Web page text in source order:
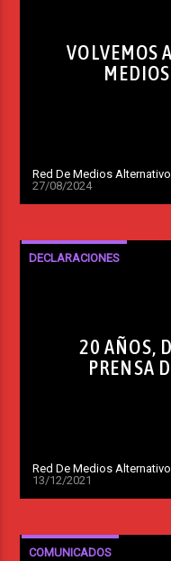
VOLVEMOS
Red De Medios
27/08/2024
DECLARACIONES
20 AÑOS,
PRENSA
Red De Medios
13/12/2021
COMUNICADOS